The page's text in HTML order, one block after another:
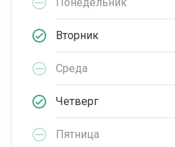
Вторник
Среда
Четверг
Пятница